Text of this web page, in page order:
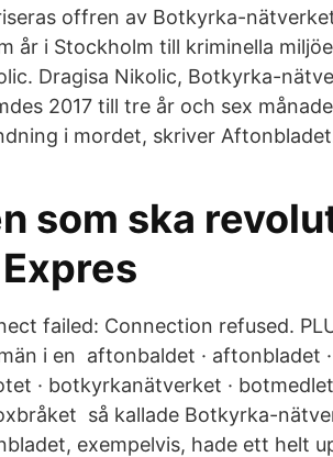
offren av Botkyrka-
år i Stockholm till kriminella
Dragisa Nikolic, Botkyrka-
2017 till tre år och sex
i mordet, skriver
som ska
failed: Connection refused.
i en aftonbaldet · aftonbladet
· botkyrkanätverket · botmedlet
så kallade Botkyrka-
exempelvis, hade ett helt